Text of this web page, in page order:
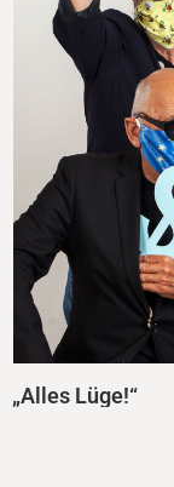
„Alles Lüge!“